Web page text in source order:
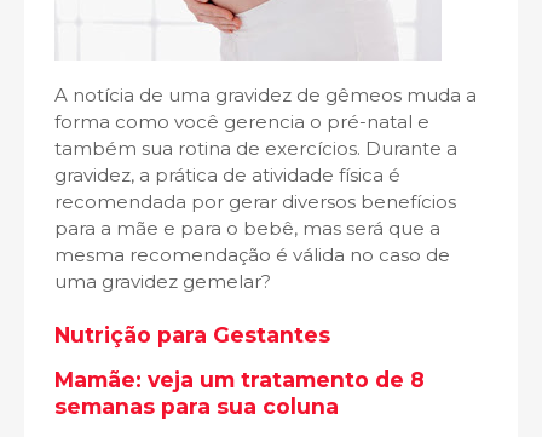
A notícia de uma gravidez de gêmeos muda a
forma como você gerencia o pré-natal e
também sua rotina de exercícios. Durante a
gravidez, a prática de atividade física é
recomendada por gerar diversos benefícios
para a mãe e para o bebê, mas será que a
mesma recomendação é válida no caso de
uma gravidez gemelar?
Nutrição para Gestantes
Mamãe: veja um tratamento de 8
semanas para sua coluna